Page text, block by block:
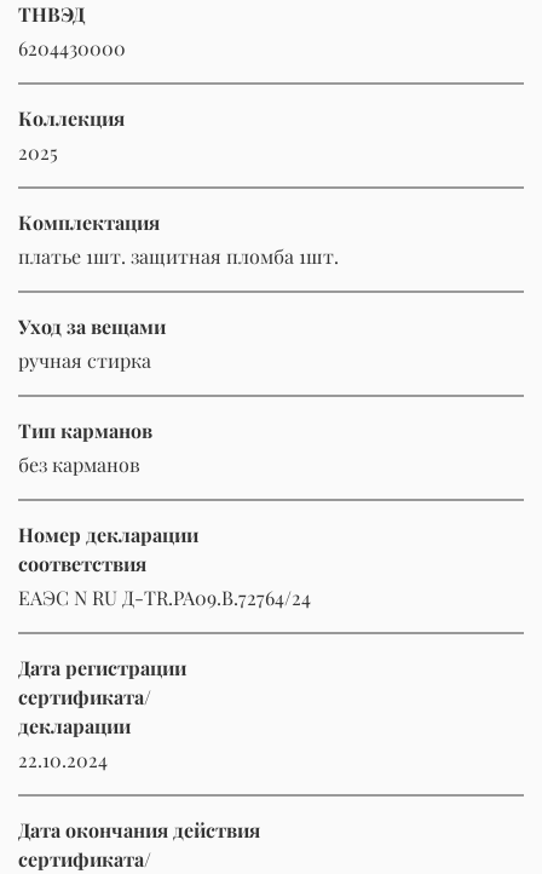
ТНВЭД
6204430000
Коллекция
2025
Комплектация
платье 1шт. защитная пломба 1шт.
Уход за вещами
ручная стирка
Тип карманов
без карманов
Номер декларации
соответствия
ЕАЭС N RU Д-TR.РА09.В.72764/24
Дата регистрации
сертификата/
декларации
22.10.2024
Дата окончания действия
сертификата/